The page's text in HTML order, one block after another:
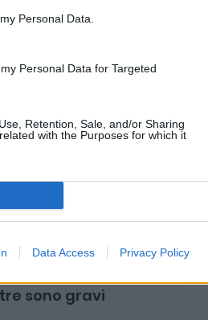
Personal Data.
Personal Data for Targeted
Retention, Sale, and/or Sharing
with the Purposes for which it
Data Access Privacy Policy
soccorso dell’ospedale
sono gravi